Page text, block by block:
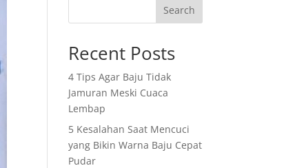
Search
Recent Posts
4 Tips Agar Baju Tidak
Jamuran Meski Cuaca
Lembap
5 Kesalahan Saat Mencuci
yang Bikin Warna Baju Cepat
Pudar